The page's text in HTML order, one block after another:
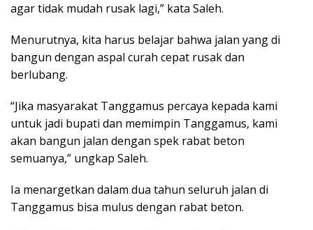
agar tidak mudah rusak lagi,” kata Saleh.
Menurutnya, kita harus belajar bahwa jalan yang di
bangun dengan aspal curah cepat rusak dan
berlubang.
“Jika masyarakat Tanggamus percaya kepada kami
untuk jadi bupati dan memimpin Tanggamus, kami
akan bangun jalan dengan spek rabat beton
semuanya,” ungkap Saleh.
Ia menargetkan dalam dua tahun seluruh jalan di
Tanggamus bisa mulus dengan rabat beton.